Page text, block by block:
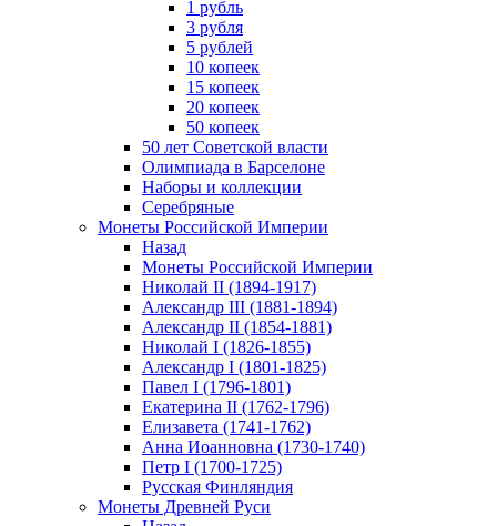
1 рубль
3 рубля
5 рублей
10 копеек
15 копеек
20 копеек
50 копеек
50 лет Советской власти
Олимпиада в Барселоне
Наборы и коллекции
Серебряные
Монеты Российской Империи
Назад
Монеты Российской Империи
Николай II (1894-1917)
Александр III (1881-1894)
Александр II (1854-1881)
Николай I (1826-1855)
Александр I (1801-1825)
Павел I (1796-1801)
Екатерина II (1762-1796)
Елизавета (1741-1762)
Анна Иоанновна (1730-1740)
Петр I (1700-1725)
Русская Финляндия
Монеты Древней Руси